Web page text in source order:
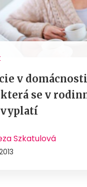
v
se v
Szkatulová